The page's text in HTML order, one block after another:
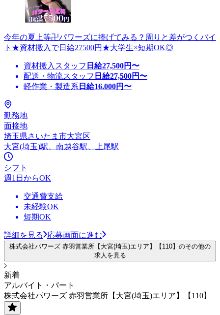
今年の夏上等卍パワーズに捧げてみる？周りと差がつくバイ
ト★資材搬入で日給27500円★大学生×短期OK◎
資材搬入スタッフ 日給27,500円〜
配送・物流スタッフ 日給27,500円〜
軽作業・製造系 日給16,000円〜
勤務地
面接地
埼玉県さいたま市大宮区
大宮(埼玉)駅、南越谷駅、上尾駅
シフト
週1日からOK
交通費支給
未経験OK
短期OK
詳細を見る 応募画面に進む
株式会社パワーズ 赤羽営業所【大宮(埼玉)エリア】【110】のその他の
求人を見る
新着
アルバイト・パート
株式会社パワーズ 赤羽営業所【大宮(埼玉)エリア】【110】